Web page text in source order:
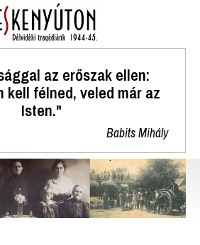
az erőszak ellen:
kell félned, veled már az
Isten."
Babits Mihály